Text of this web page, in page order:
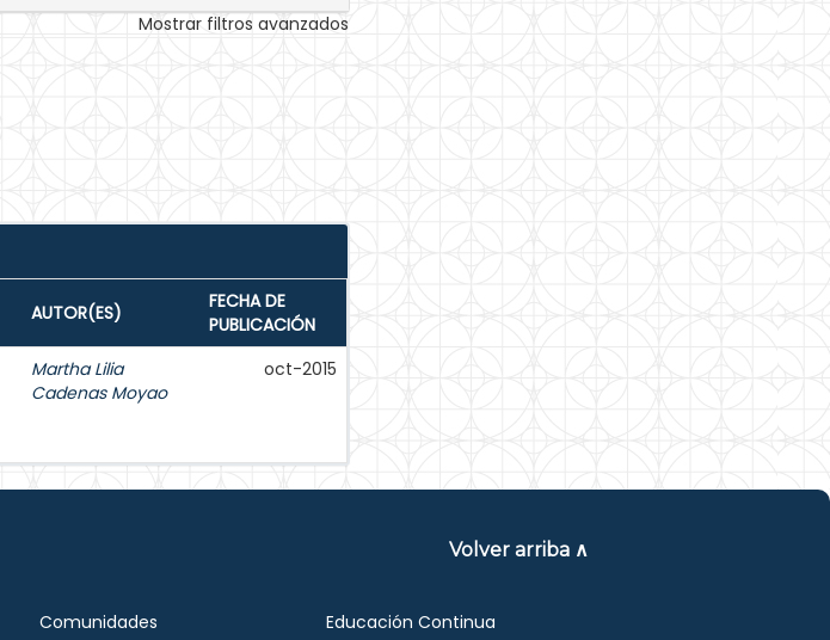
Mostrar filtros avanzados
AUTOR(ES)
FECHA DE
PUBLICACIÓN
Martha Lilia
Cadenas Moyao
oct-2015
Volver arriba ∧
Comunidades
Educación Continua